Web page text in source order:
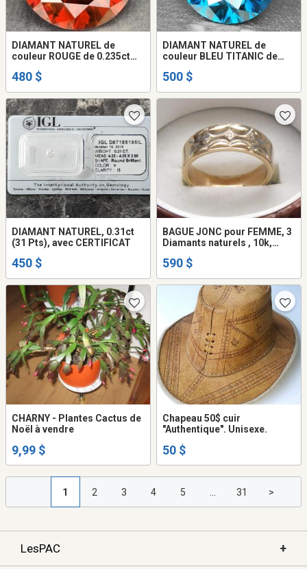
DIAMANT NATUREL de
couleur ROUGE de 0.235ct
480 $
DIAMANT NATUREL de
couleur BLEU TITANIC de
500 $
DIAMANT NATUREL, 0.31ct
(31 Pts), avec CERTIFICAT
450 $
BAGUE JONC pour FEMME, 3
Diamants naturels , 10k,
590 $
CHARNY - Plantes Cactus de
Noël à vendre
9,99 $
Chapeau 50$ cuir
"Authentique". Unisexe.
50 $
1 2 3 4 5 31 >
LesPAC +